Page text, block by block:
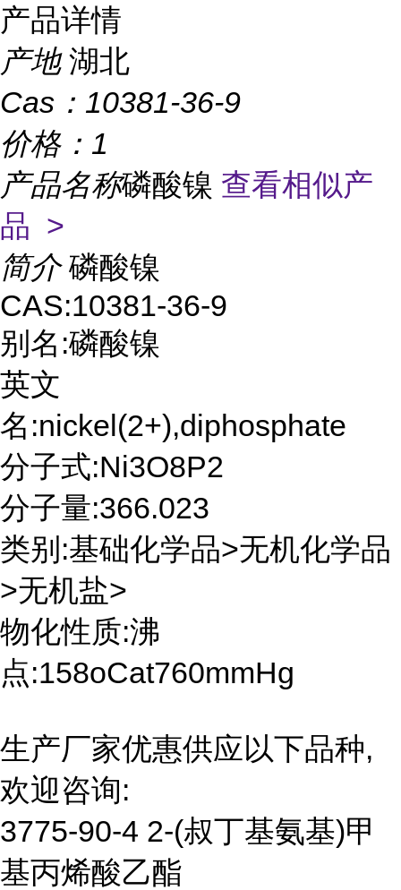
产品详情
产地 湖北
Cas： 10381-36-9
价格： 1
产品名称磷酸镍 查看相似产
品 >
简介 磷酸镍
CAS:10381-36-9
别名:磷酸镍
英文
名:nickel(2+),diphosphate
分子式:Ni3O8P2
分子量:366.023
类别:基础化学品>无机化学品
>无机盐>
物化性质:沸
点:158oCat760mmHg
生产厂家优惠供应以下品种,
欢迎咨询:
3775-90-4 2-(叔丁基氨基)甲
基丙烯酸乙酯